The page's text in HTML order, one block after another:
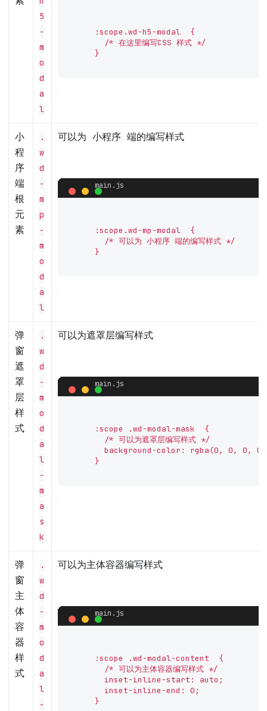
5
-
m
o
d
a
l
      :scope.wd-h5-modal  {
        /* 在这里编写CSS 样式 */
      }
小
程
序
端
根
元
素
.
w
d
-
m
p
-
m
o
d
a
l
可以为 小程序 端的编写样式
      :scope.wd-mp-modal  {
        /* 可以为 小程序 端的编写样式 */
      }
弹
窗
遮
罩
层
样
式
.
w
d
-
m
o
d
a
l
-
m
a
s
k
可以为遮罩层编写样式
      :scope .wd-modal-mask  {
        /* 可以为遮罩层编写样式 */
background-color: rgba(0, 0, 0,
      }
弹
窗
主
体
容
器
样
式
.
w
d
-
m
o
d
a
l
-
可以为主体容器编写样式
      :scope .wd-modal-content  {
        /* 可以为主体容器编写样式 */
        inset-inline-start: auto;
        inset-inline-end: 0;
      }